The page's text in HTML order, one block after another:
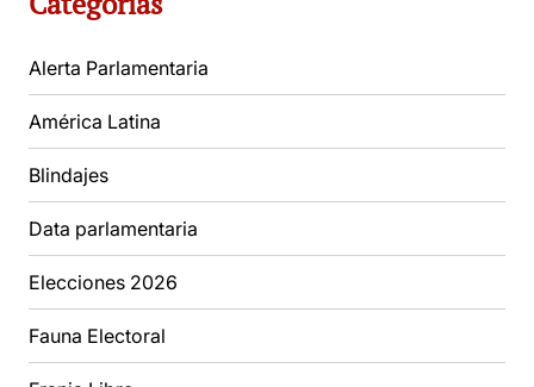
Alerta Parlamentaria
América Latina
Blindajes
Data parlamentaria
Elecciones 2026
Fauna Electoral